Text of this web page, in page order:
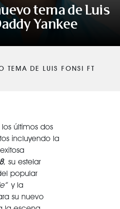
tema de Luis
Yankee
TEMA DE LUIS FONSI FT
últimos dos
incluyendo la
8, su estelar
popular
y la
su nuevo